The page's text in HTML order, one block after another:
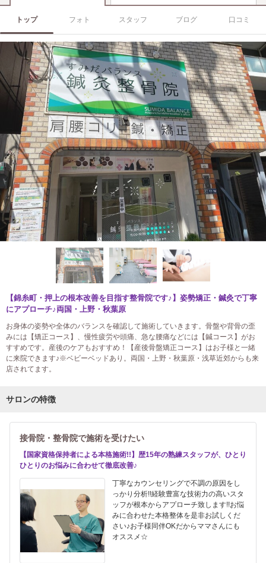
トップ フォト スタッフ ブログ 口コミ
【錦糸町・押上の根本改善を目指す整骨院です♪】姿勢矯正・鍼灸で丁寧
にアプローチ♪両国・上野・秋葉原
お身体の姿勢や全体のバランスを確認して施術していきます。骨盤や背骨の歪
みには【矯正コース】、慢性疲労や頭痛、急な腰痛などには【鍼コース】がお
すすめです。産後のケアもおすすめ！【産後骨盤矯正コース】はお子様と一緒
に来院できます♪※ベビーベッドあり。両国・上野・秋葉原・浅草近郊からも来
店されてます。
サロンの特徴
接骨院・整骨院で施術を受けたい
【国家資格保持者による本格施術!!】歴15年の熟練スタッフが、ひとり
ひとりのお悩みに合わせて徹底改善♪
丁寧なカウンセリングで不調の原因をし
っかり分析!!経験豊富な技術力の高いスタ
ッフが根本からアプローチ致します!!お悩
みに合わせた本格整体を是非お試しくだ
さい♪お子様同伴OKだからママさんにも
オススメ☆